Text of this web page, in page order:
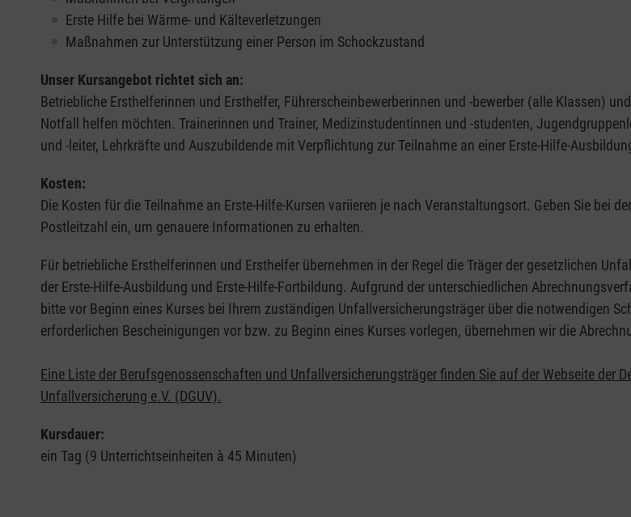
Erste Hilfe bei Wärme- und Kälteverletzungen
Maßnahmen zur Unterstützung einer Person im Schockzustand
Unser Kursangebot richtet sich an:
Betriebliche Ersthelferinnen und Ersthelfer, Führerscheinbewerberinnen und -bewerber (alle Klassen)
Notfall helfen möchten. Trainerinnen und Trainer, Medizinstudentinnen und -studenten,
und -leiter, Lehrkräfte und Auszubildende mit Verpflichtung zur Teilnahme an einer Erste-Hilfe-
Kosten:
Die Kosten für die Teilnahme an Erste-Hilfe-Kursen variieren je nach Veranstaltungsort. Geben Sie bei der
Postleitzahl ein, um genauere Informationen zu erhalten.
Für betriebliche Ersthelferinnen und Ersthelfer übernehmen in der Regel die Träger der gesetzlichen
der Erste-Hilfe-Ausbildung und Erste-Hilfe-Fortbildung. Aufgrund der unterschiedlichen
bitte vor Beginn eines Kurses bei Ihrem zuständigen Unfallversicherungsträger über die notwendigen
erforderlichen Bescheinigungen vor bzw. zu Beginn eines Kurses vorlegen, übernehmen wir die
Eine Liste der Berufsgenossenschaften und Unfallversicherungsträger finden Sie auf der Webseite der
Unfallversicherung e.V. (DGUV).
Kursdauer:
ein Tag (9 Unterrichtseinheiten à 45 Minuten)